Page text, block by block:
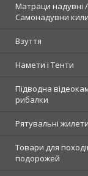
Матраци надувні
Самонадувни
Взуття
Намети і Тенти
Підводна
рибалки
Рятувальні жилети
Товари для
подорожей